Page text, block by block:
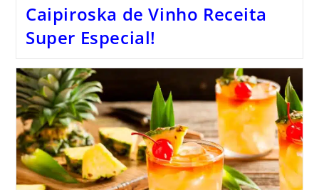
Caipiroska de Vinho Receita
Super Especial!